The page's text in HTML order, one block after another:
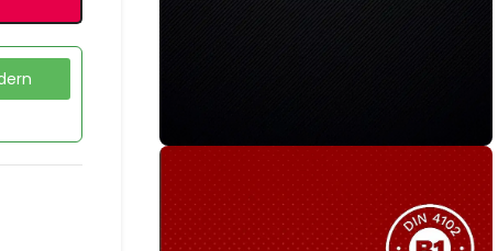
Sie haben nicht das passende
Produkt gefunden?
Wir helfen Ihnen gerne weiter!